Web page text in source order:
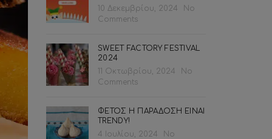
10 Δεκεμβρίου, 2024
No
Comments
SWEET FACTORY FESTIVAL
2024
11 Οκτωβρίου, 2024
No
Comments
ΦΕΤΟΣ Η ΠΑΡΑΔΟΣΗ ΕΙΝΑΙ
TRENDY!
4 Ιουλίου, 2024
No